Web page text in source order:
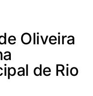
Oliveira
de Rio